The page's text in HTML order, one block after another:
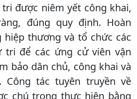
được niêm yết công khai,
đúng quy định. Hoàn
thương và tổ chức các
tri để các ứng cử viên vận
bảo dân chủ, công khai và
Công tác tuyên truyền về
chú trọng thực hiện bằng